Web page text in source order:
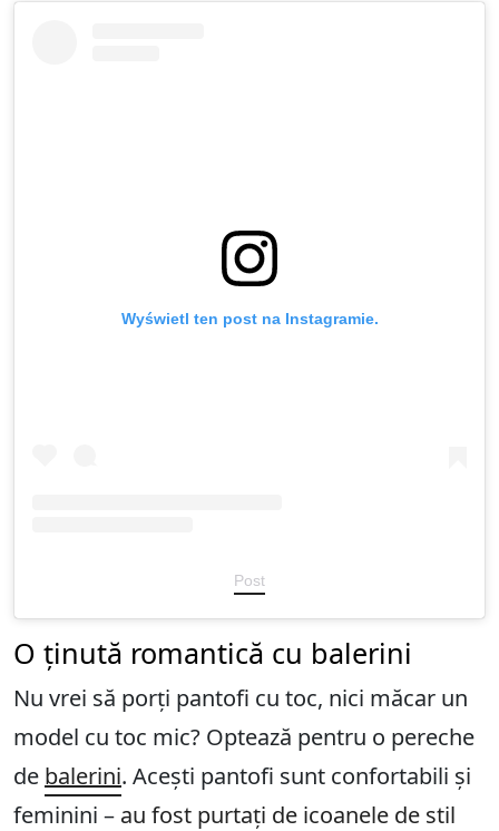
Wyświetl ten post na Instagramie.
Post
O ținută romantică cu balerini
Nu vrei să porți pantofi cu toc, nici măcar un
model cu toc mic? Optează pentru o pereche
de balerini. Acești pantofi sunt confortabili și
feminini – au fost purtați de icoanele de stil